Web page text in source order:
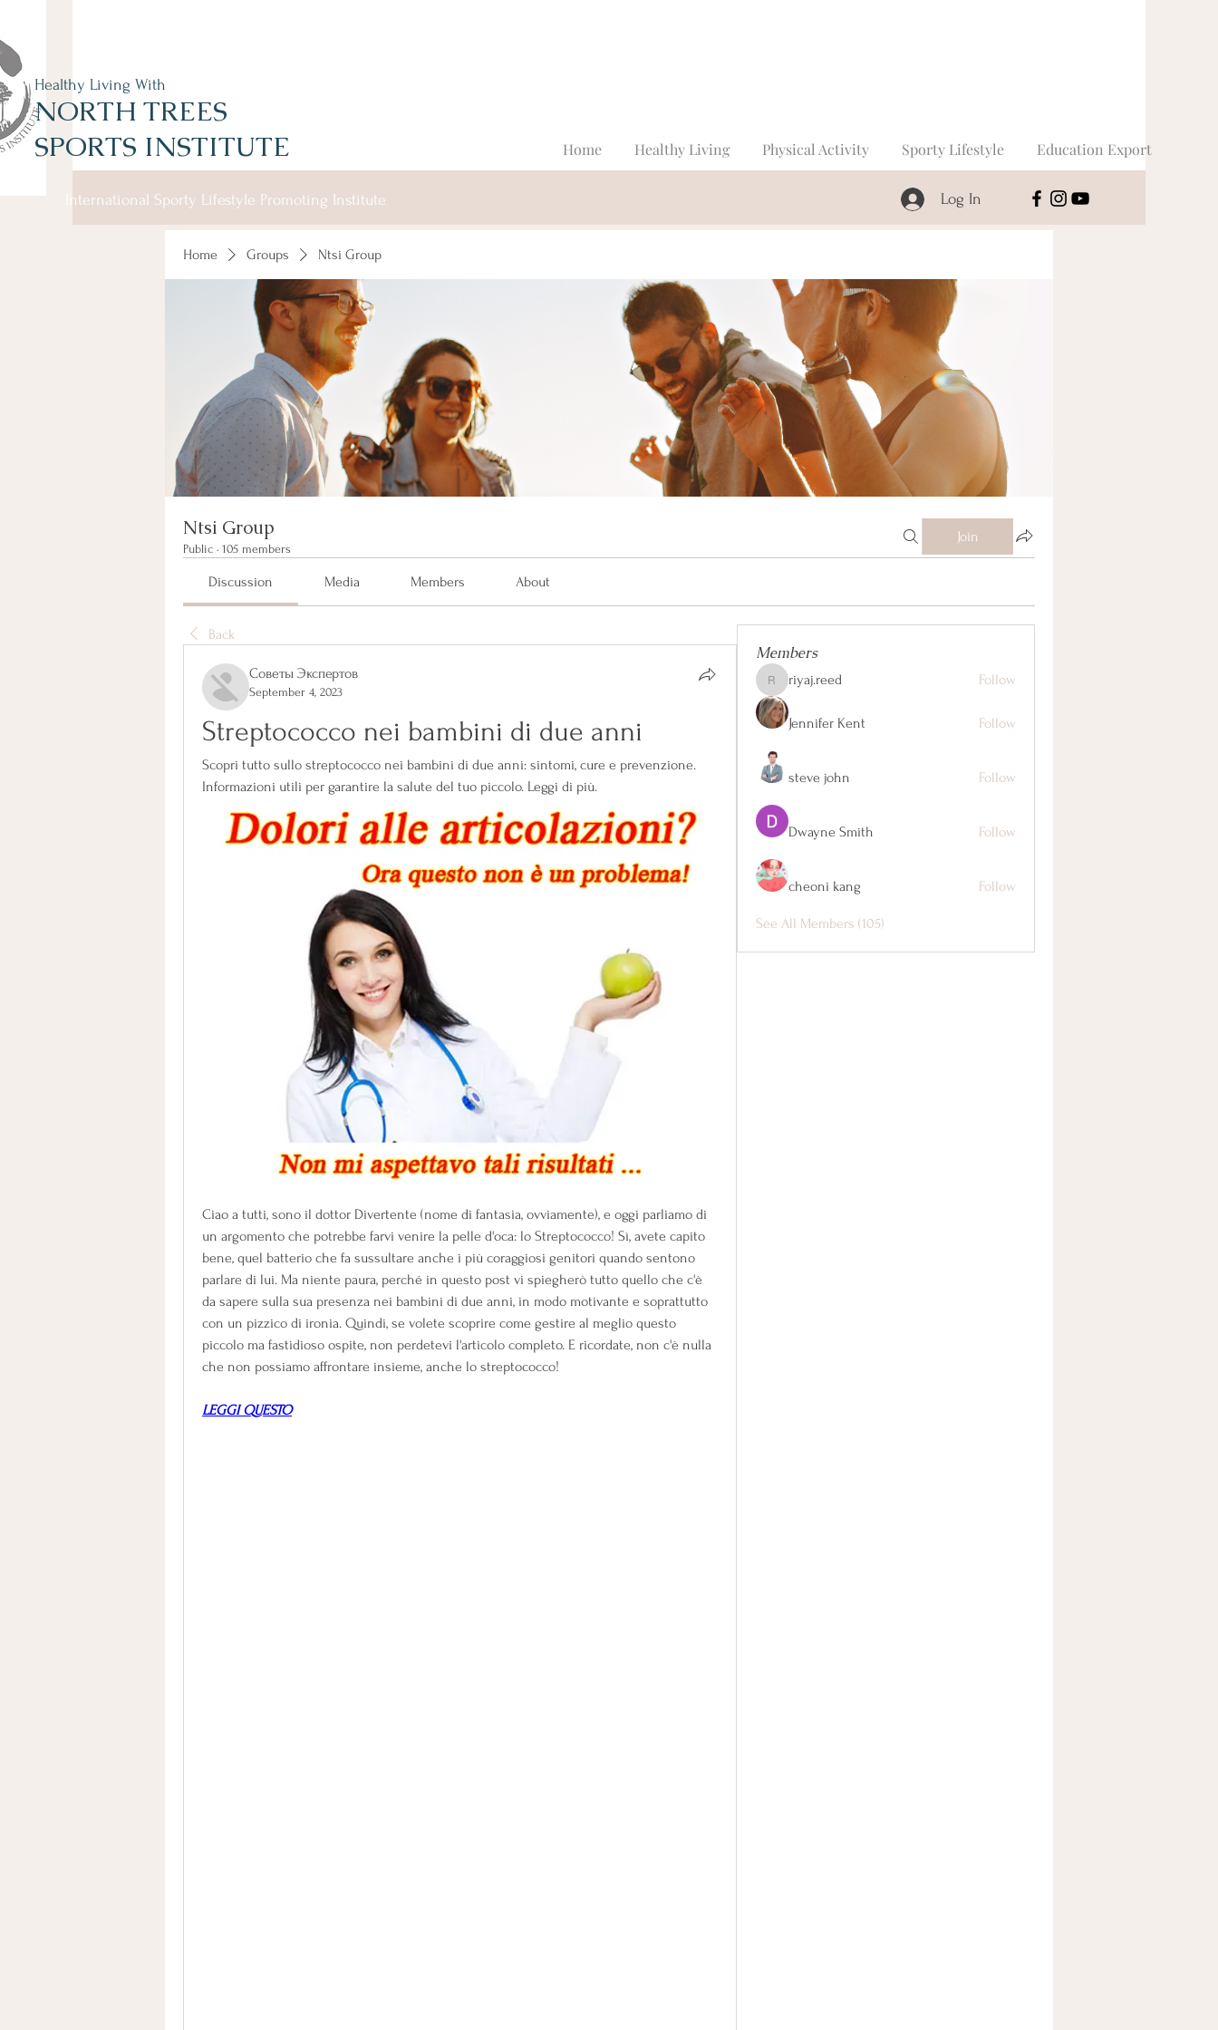
Healthy Living With
NORTH TREES
SPORTS INSTITUTE
Log In
International Sporty Lifestyle Promoting Institute
Home Healthy Living Physical Activity Sporty Lifestyle Education Export
Home Groups Ntsi Group
Ntsi Group
Public · 105 members
Join
Discussion Media Members About
Back
Советы Экспертов
September 4, 2023
Streptococco nei bambini di due anni
Scopri tutto sullo streptococco nei bambini di due anni: sintomi, cure e prevenzione.
Informazioni utili per garantire la salute del tuo piccolo. Leggi di più.
Ciao a tutti, sono il dottor Divertente (nome di fantasia, ovviamente), e oggi parliamo di
un argomento che potrebbe farvi venire la pelle d'oca: lo Streptococco! Sì, avete capito
bene, quel batterio che fa sussultare anche i più coraggiosi genitori quando sentono
parlare di lui. Ma niente paura, perché in questo post vi spiegherò tutto quello che c'è
da sapere sulla sua presenza nei bambini di due anni, in modo motivante e soprattutto
con un pizzico di ironia. Quindi, se volete scoprire come gestire al meglio questo
piccolo ma fastidioso ospite, non perdetevi l'articolo completo. E ricordate, non c'è nulla
che non possiamo affrontare insieme, anche lo streptococco!
LEGGI QUESTO
Members
riyaj.reed
riyaj.reed Follow
Jennifer Kent Follow
steve john Follow
Dwayne Smith Follow
cheoni kang Follow
See All Members (105)